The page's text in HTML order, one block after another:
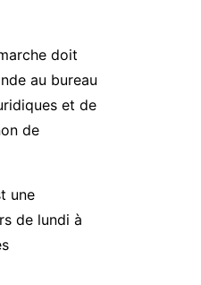
doit
au bureau
et de
de
une
de lundi à